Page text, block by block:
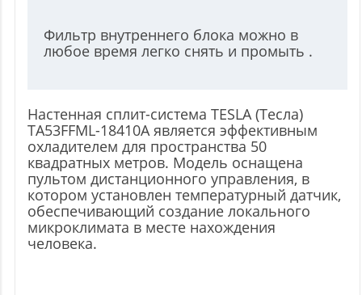
Фильтр внутреннего блока можно в
любое время легко снять и промыть .
Настенная сплит-система TESLA (Тесла)
TA53FFML-18410A является эффективным
охладителем для пространства 50
квадратных метров. Модель оснащена
пультом дистанционного управления, в
котором установлен температурный датчик,
обеспечивающий создание локального
микроклимата в месте нахождения
человека.